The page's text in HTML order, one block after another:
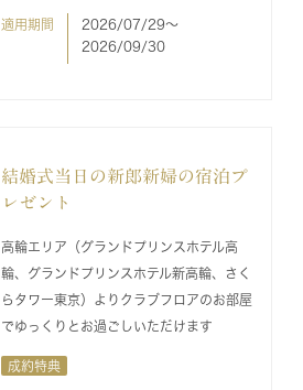
適用期間
2026/07/29〜
2026/09/30
結婚式当日の新郎新婦の宿泊プ
レゼント
高輪エリア（グランドプリンスホテル高
輪、グランドプリンスホテル新高輪、さく
らタワー東京）よりクラブフロアのお部屋
でゆっくりとお過ごしいただけます
成約特典